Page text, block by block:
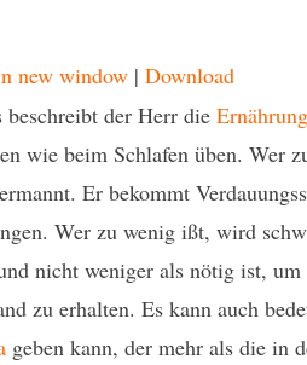
new window |Download
beschreibt der Herr dieErnährung
wie beim Schlafen üben. Wer
Er bekommt
Wer zu wenig ißt, wird
nicht weniger als nötig ist,
zu erhalten. Es kann auch
geben kann, der mehr als die in